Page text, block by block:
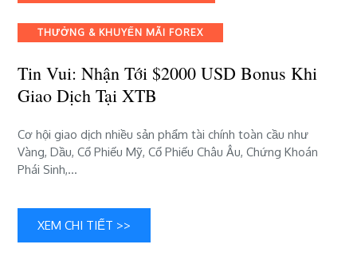
Giao
Dịch
XTB
THƯỞNG & KHUYẾN MÃI FOREX
Tin Vui: Nhận Tới $2000 USD Bonus Khi
Giao Dịch Tại XTB
Cơ hội giao dịch nhiều sản phẩm tài chính toàn cầu như
Vàng, Dầu, Cổ Phiếu Mỹ, Cổ Phiếu Châu Âu, Chứng Khoán
Phái Sinh,…
XEM CHI TIẾT >>